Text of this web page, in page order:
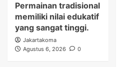
Permainan tradisional
memiliki nilai edukatif
yang sangat tinggi.
Jakartakoma
Agustus 6, 2026
0